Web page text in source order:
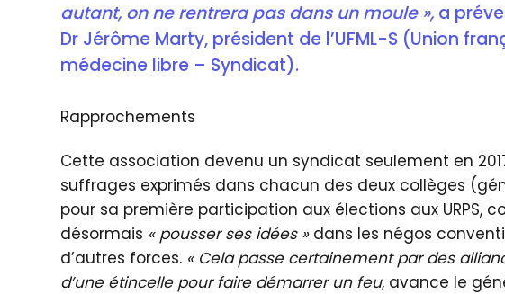
autant, on ne rentrera pas dans un moule »,a
Dr Jérôme Marty, président de l’UFML-S (Union
médecine libre – Syndicat).
Rapprochements
Cette association devenu un syndicat seulement en
suffrages exprimés dans chacun des deux collèges
pour sa première participation aux élections aux URPS,
désormais « pousser ses idées »dans les négos
d’autres forces. « Cela passe certainement par des
d’une étincelle pour faire démarrer un feu, avance le